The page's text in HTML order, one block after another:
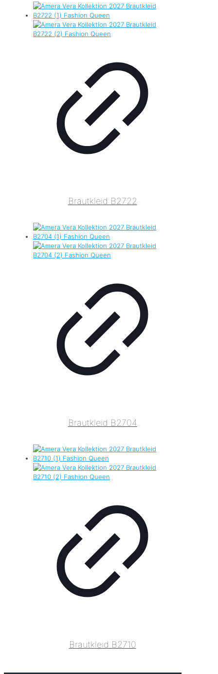
Brautkleid B2722
Brautkleid B2704
Brautkleid B2710